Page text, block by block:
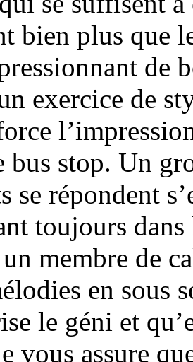
bien plus que
de
exercice de
stop. Un
se répondent
toujours dans
membre de
en sous
le géni et
vous assure